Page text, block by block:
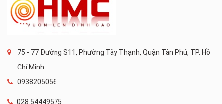
75 - 77 Đường S11, Phường Tây Thạnh, Quận Tân Phú, TP. Hồ
Chí Minh
0938205056
028.54449575